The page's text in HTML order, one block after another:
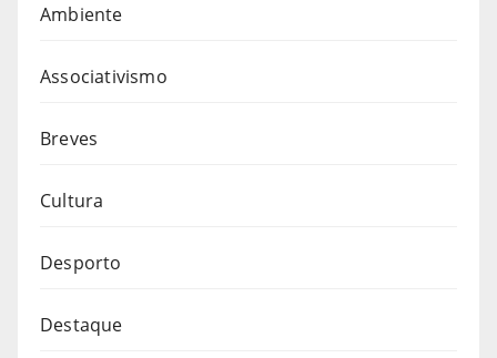
Ambiente
Associativismo
Breves
Cultura
Desporto
Destaque